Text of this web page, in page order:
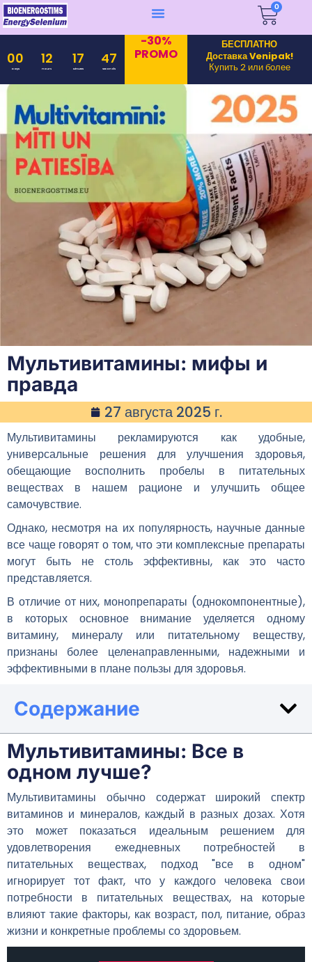
0
00
Days
12
Hours
17
Minutes
45
Seconds
-30%
PROMO
БЕСПЛАТНО
Доставка Venipak!
Купить 2 или более
Мультивитамины: мифы и
правда
27 августа 2025 г.
Мультивитамины рекламируются как удобные,
универсальные решения для улучшения здоровья,
обещающие восполнить пробелы в питательных
веществах в нашем рационе и улучшить общее
самочувствие.
Однако, несмотря на их популярность, научные данные
все чаще говорят о том, что эти комплексные препараты
могут быть не столь эффективны, как это часто
представляется.
В отличие от них, монопрепараты (однокомпонентные),
в которых основное внимание уделяется одному
витамину, минералу или питательному веществу,
признаны более целенаправленными, надежными и
эффективными в плане пользы для здоровья.
Содержание
Мультивитамины: Все в
одном лучше?
Мультивитамины обычно содержат широкий спектр
витаминов и минералов, каждый в разных дозах. Хотя
это может показаться идеальным решением для
удовлетворения ежедневных потребностей в
питательных веществах, подход "все в одном"
игнорирует тот факт, что у каждого человека свои
потребности в питательных веществах, на которые
влияют такие факторы, как возраст, пол, питание, образ
жизни и конкретные проблемы со здоровьем.